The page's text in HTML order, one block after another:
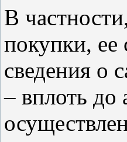
В
покупки,
сведения о
– вплоть до